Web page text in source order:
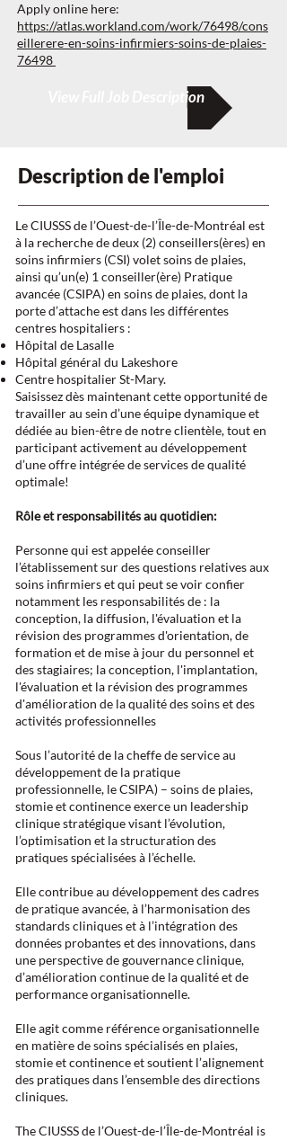
Apply online here:
https://atlas.workland.com/work/76498/cons
eillerere-en-soins-infirmiers-soins-de-plaies-
76498
View Full Job Description
Description de l'emploi
Le CIUSSS de l’Ouest-de-l’Île-de-Montréal est
à la recherche de deux (2) conseillers(ères) en
soins infirmiers (CSI) volet soins de plaies,
ainsi qu’un(e) 1 conseiller(ère) Pratique
avancée (CSIPA) en soins de plaies, dont la
porte d’attache est dans les différentes
centres hospitaliers :
Hôpital de Lasalle
Hôpital général du Lakeshore
Centre hospitalier St-Mary.
Saisissez dès maintenant cette opportunité de
travailler au sein d’une équipe dynamique et
dédiée au bien-être de notre clientèle, tout en
participant activement au développement
d’une offre intégrée de services de qualité
optimale!
Rôle et responsabilités au quotidien:
Personne qui est appelée conseiller
l’établissement sur des questions relatives aux
soins infirmiers et qui peut se voir confier
notamment les responsabilités de : la
conception, la diffusion, l'évaluation et la
révision des programmes d'orientation, de
formation et de mise à jour du personnel et
des stagiaires; la conception, l'implantation,
l'évaluation et la révision des programmes
d'amélioration de la qualité des soins et des
activités professionnelles
Sous l’autorité de la cheffe de service au
développement de la pratique
professionnelle, le CSIPA) – soins de plaies,
stomie et continence exerce un leadership
clinique stratégique visant l’évolution,
l’optimisation et la structuration des
pratiques spécialisées à l’échelle.
Elle contribue au développement des cadres
de pratique avancée, à l’harmonisation des
standards cliniques et à l’intégration des
données probantes et des innovations, dans
une perspective de gouvernance clinique,
d’amélioration continue de la qualité et de
performance organisationnelle.
Elle agit comme référence organisationnelle
en matière de soins spécialisés en plaies,
stomie et continence et soutient l’alignement
des pratiques dans l’ensemble des directions
cliniques.
The CIUSSS de l’Ouest-de-l’Île-de-Montréal is